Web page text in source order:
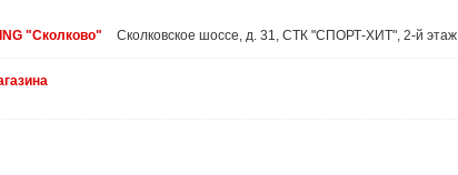
"Сколково" Сколковское шоссе, д. 31, СТК "СПОРТ-ХИТ", 2-й этаж